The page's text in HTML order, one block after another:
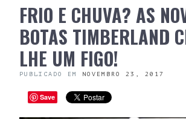
CONTENTFRIO E CHUVA? AS
BOTAS TIMBERLAND
LHE UM FIGO!
PUBLICADO EM NOVEMBRO 23, 2017
Save